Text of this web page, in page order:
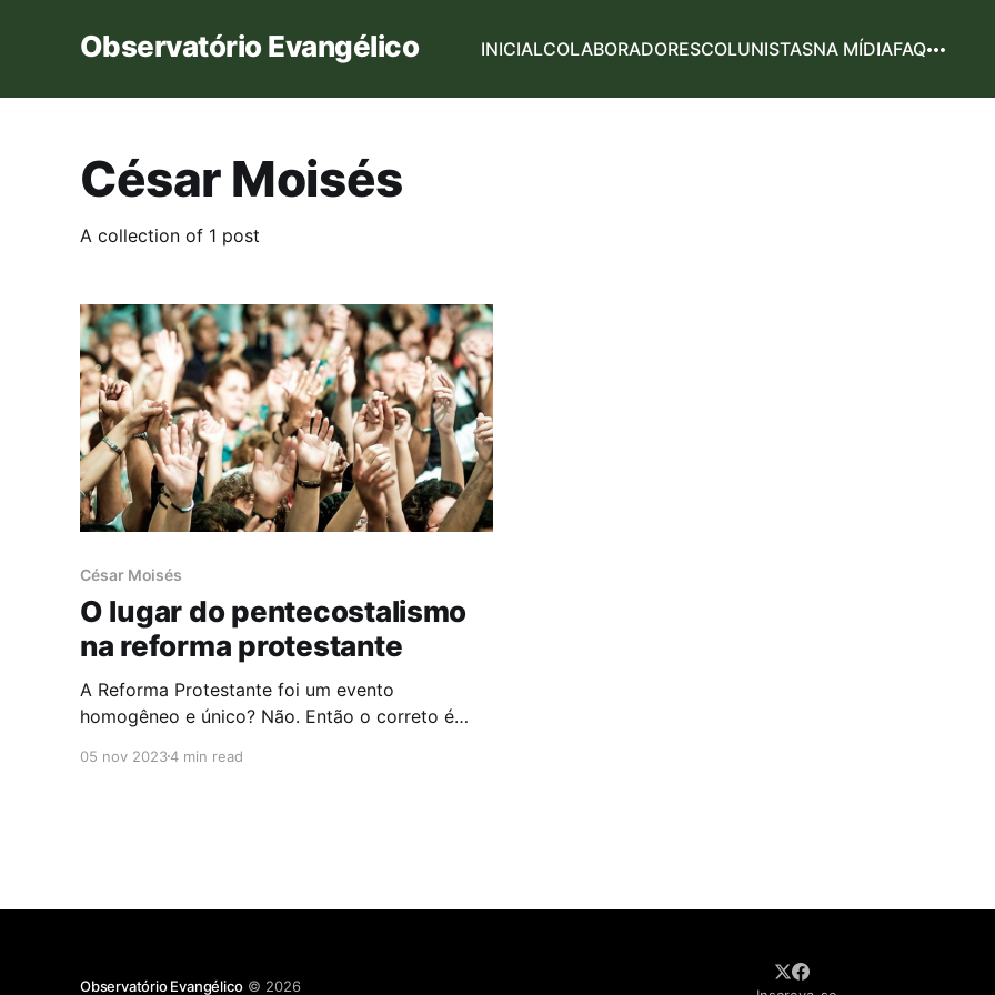
Observatório Evangélico INICIALCOLABORADORESCOLUNISTASNA MÍDIAFAQ
César Moisés
A collection of 1 post
César Moisés
O lugar do pentecostalismo
na reforma protestante
A Reforma Protestante foi um evento
homogêneo e único? Não. Então o correto é
O Pentecostalismo é reformado? Sim e não. Por
05 nov 20234 min read
Observatório Evangélico© 2026